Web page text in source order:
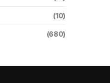
(10)
(680)